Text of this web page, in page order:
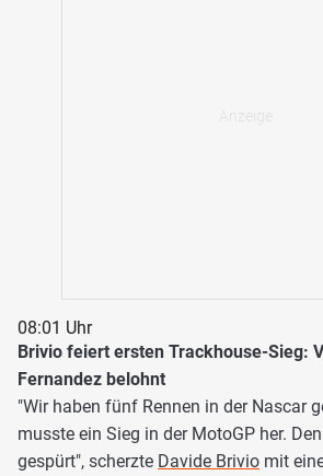
08:01 Uhr
Brivio feiert ersten Trackhouse-Sieg:
Fernandez belohnt
"Wir haben fünf Rennen in der Nascar
musste ein Sieg in der MotoGP her.
gespürt", scherzte Davide Brivio mit